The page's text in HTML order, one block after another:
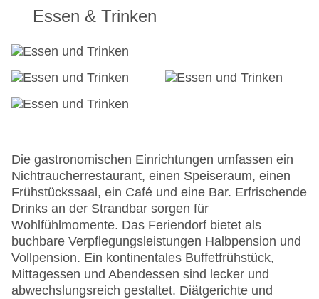
WLAN/WiFi im Hotel
Minimarkt
Sonnenterrasse
Gesamtanzahl der Zimmer: 60
Sonnenschirme am Pool, Liegen am Pool
Essen & Trinken
Die gastronomischen Einrichtungen umfassen ein
Nichtraucherrestaurant, einen Speiseraum, einen
Frühstückssaal, ein Café und eine Bar. Erfrischende
Drinks an der Strandbar sorgen für
Wohlfühlmomente. Das Feriendorf bietet als
buchbare Verpflegungsleistungen Halbpension und
Vollpension. Ein kontinentales Buffetfrühstück,
Mittagessen und Abendessen sind lecker und
abwechslungsreich gestaltet. Diätgerichte und